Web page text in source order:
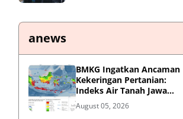
anews
BMKG Ingatkan Ancaman
Kekeringan Pertanian:
Indeks Air Tanah Jawa
Timur Agustus 2026
Masuk Kategori Kurang
August 05, 2026